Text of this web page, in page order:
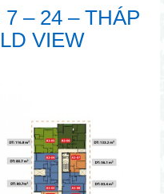
– 24 – THÁP
VIEW